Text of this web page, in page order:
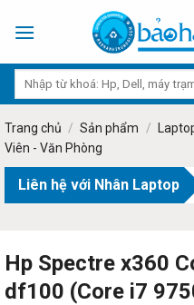
Trang chủ / Sản phẩm /
Viên - Văn Phòng
Liên hệ với Nhân Laptop
Văn Bạch, Phường Tân Sơn,
Hp Spectre x360
df100 (Core i7